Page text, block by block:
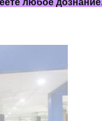
любое